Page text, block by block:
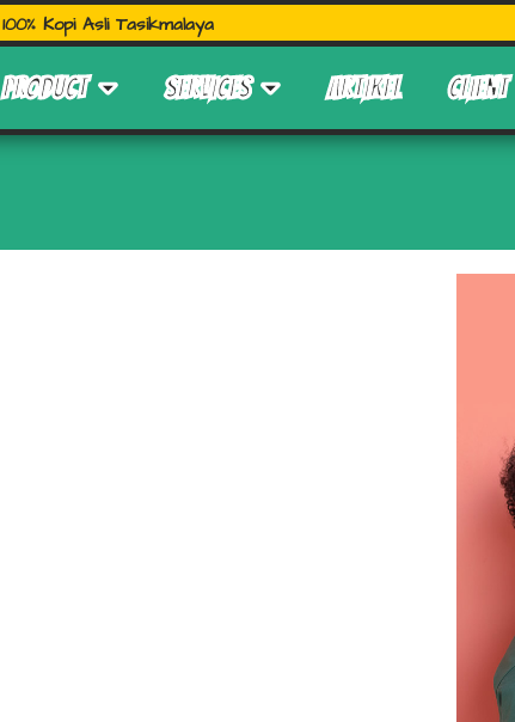
100% Kopi Asli Tasikmalaya
PRODUCT SERVICES ARTIKEL CLIENT